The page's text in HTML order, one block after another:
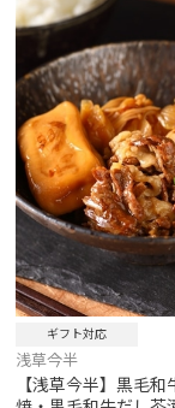
ギフト対応
浅草今半
【浅草今半】黒毛和